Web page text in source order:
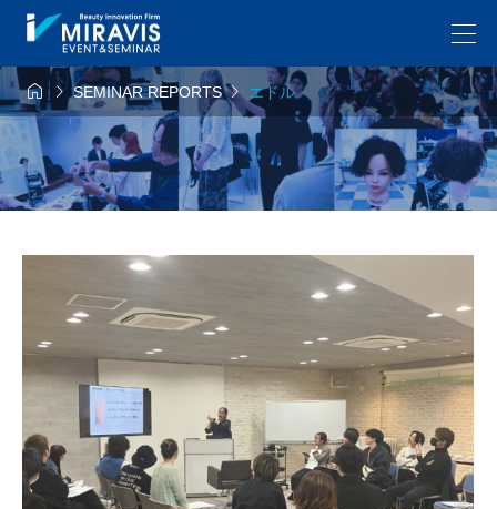
SEMINAR REPORTS エドル